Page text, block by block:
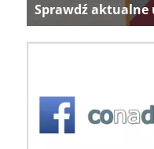
Sprawdź